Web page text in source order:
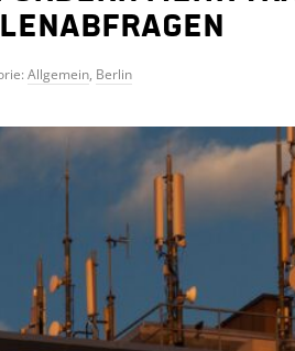
Allgemein, Berlin